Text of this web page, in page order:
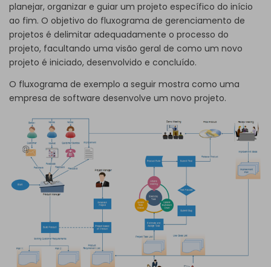
planejar, organizar e guiar um projeto específico do início
ao fim. O objetivo do fluxograma de gerenciamento de
projetos é delimitar adequadamente o processo do
projeto, facultando uma visão geral de como um novo
projeto é iniciado, desenvolvido e concluído.
O fluxograma de exemplo a seguir mostra como uma
empresa de software desenvolve um novo projeto.